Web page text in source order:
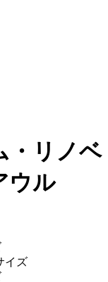
・リノベ
ウル